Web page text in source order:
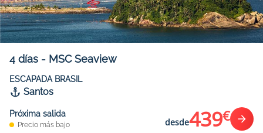
4 días - MSC Seaview
ESCAPADA BRASIL
Santos
Próxima salida
Precio más bajo desde439€